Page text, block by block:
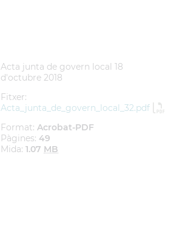
Acta junta de govern local 18
d'octubre 2018
Fitxer:
Acta_junta_de_govern_local_32.pdf
Format: Acrobat-PDF
Pàgines: 49
Mida: 1.07 MB